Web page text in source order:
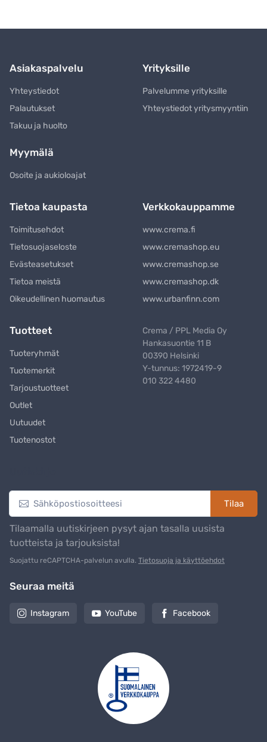
Asiakaspalvelu
Yhteystiedot
Palautukset
Takuu ja huolto
Yrityksille
Palvelumme yrityksille
Yhteystiedot yritysmyyntiin
Myymälä
Osoite ja aukioloajat
Tietoa kaupasta
Toimitusehdot
Tietosuojaseloste
Evästeasetukset
Tietoa meistä
Oikeudellinen huomautus
Verkkokauppamme
www.crema.fi
www.cremashop.eu
www.cremashop.se
www.cremashop.dk
www.urbanfinn.com
Tuotteet
Tuoteryhmät
Tuotemerkit
Tarjoustuotteet
Outlet
Uutuudet
Tuotenostot
Crema / PPL Media Oy
Hankasuontie 11 B
00390 Helsinki
Y-tunnus: 1972419-9
010 322 4480
Tilaa
Tilaamalla uutiskirjeen pysyt ajan tasalla uusista
tuotteista ja tarjouksista!
Suojattu reCAPTCHA-palvelun avulla. Tietosuoja ja käyttöehdot
Seuraa meitä
Instagram YouTube Facebook